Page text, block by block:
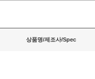
상품명/제조사/Spec